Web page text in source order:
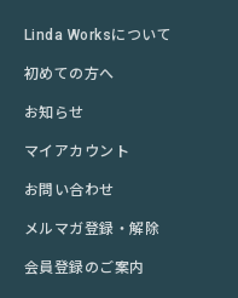
Linda Worksについて
初めての方へ
お知らせ
マイアカウント
お問い合わせ
メルマガ登録・解除
会員登録のご案内